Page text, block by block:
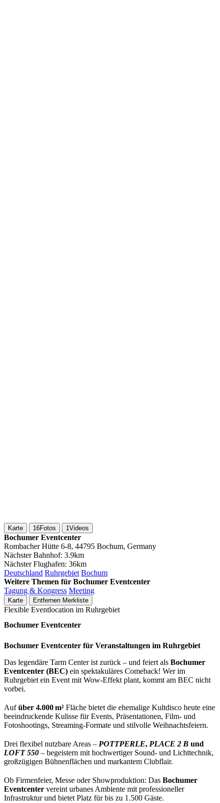
Karte 16Fotos 1Videos
Bochumer Eventcenter
Rombacher Hütte 6-8, 44795 Bochum, Germany
Nächster Bahnhof: 3.9km
Nächster Flughafen: 36km
Deutschland Ruhrgebiet Bochum
Weitere Themen für Bochumer Eventcenter
Tagung & Kongress Meeting
Karte Entfernen Merkliste
Flexible Eventlocation im Ruhrgebiet
Bochumer Eventcenter
Bochumer Eventcenter für Veranstaltungen im Ruhrgebiet
Das legendäre Tarm Center ist zurück – und feiert als Bochumer
Eventcenter (BEC) ein spektakuläres Comeback! Wer im
Ruhrgebiet ein Event mit Wow-Effekt plant, kommt am BEC nicht
vorbei.
Aufüber 4.000 m² Fläche bietet die ehemalige Kultdisco heute eine
beeindruckende Kulisse für Events, Präsentationen, Film- und
Fotoshootings, Streaming-Formate und stilvolle Weihnachtsfeiern.
Drei flexibel nutzbare Areas – POTTPERLE, PLACE 2 B und
LOFT 550 – begeistern mit hochwertiger Sound- und Lichttechnik,
großzügigen Bühnenflächen und markantem Clubflair.
Ob Firmenfeier, Messe oder Showproduktion: Das Bochumer
Eventcenter vereint urbanes Ambiente mit professioneller
Infrastruktur und bietet Platz für bis zu 1.500 Gäste.